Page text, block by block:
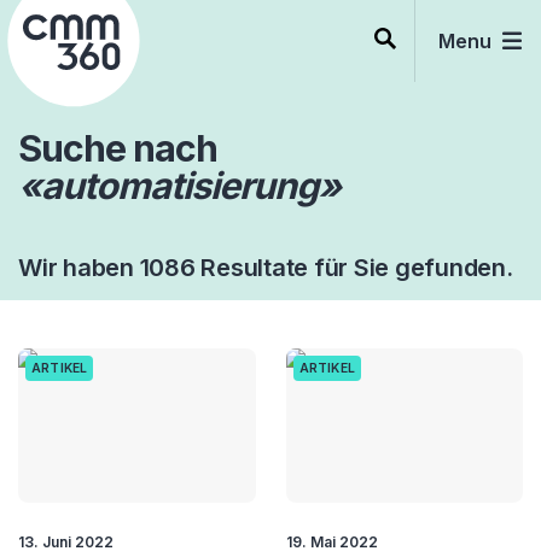
Skip
to
content
Menu
Suche nach
«automatisierung»
Wir haben 1086 Resultate für Sie gefunden.
ARTIKEL
13. Juni 2022
ARTIKEL
19. Mai 2022